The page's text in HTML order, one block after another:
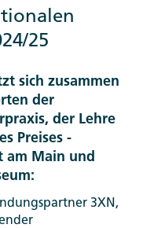
25
sich zusammen
der
der Lehre
Preises -
am Main und
3XN,